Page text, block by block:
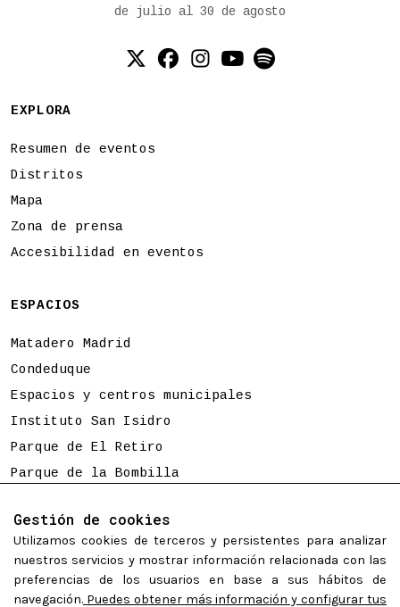
Gestión de cookies
Utilizamos cookies de terceros y persistentes para analizar
nuestros servicios y mostrar información relacionada con las
preferencias de los usuarios en base a sus hábitos de
navegación. Puedes obtener más información y configurar tus
de julio al 30 de agosto
Twitter (X)
Facebook
Instagram
YouTube
Spotify
EXPLORA
Resumen de eventos
Distritos
Mapa
Zona de prensa
Accesibilidad en eventos
ESPACIOS
Matadero Madrid
Condeduque
Espacios y centros municipales
Instituto San Isidro
Parque de El Retiro
Parque de la Bombilla
Programación sujeta a cambios